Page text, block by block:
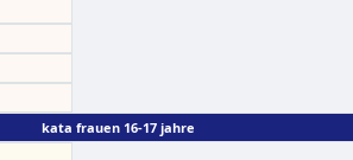
kata frauen 16-17 jahre